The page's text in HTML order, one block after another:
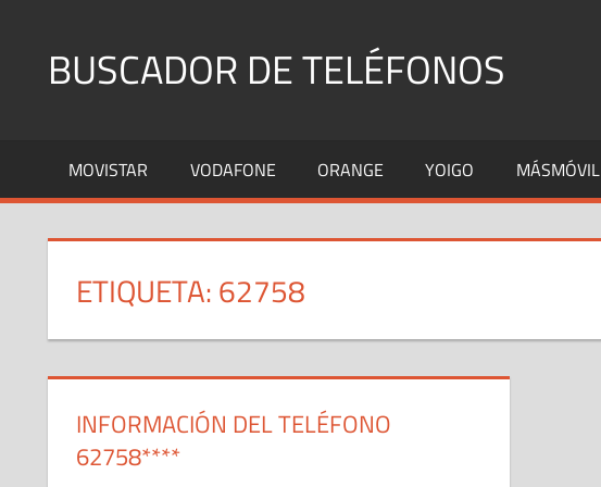
contenidoBUSCADOR DE TELÉFONOS
Fijos
y
MOVISTAR VODAFONE ORANGE YOIGO MÁSMÓVIL
ETIQUETA:62758
INFORMACIÓN DEL TELÉFONO
62758****